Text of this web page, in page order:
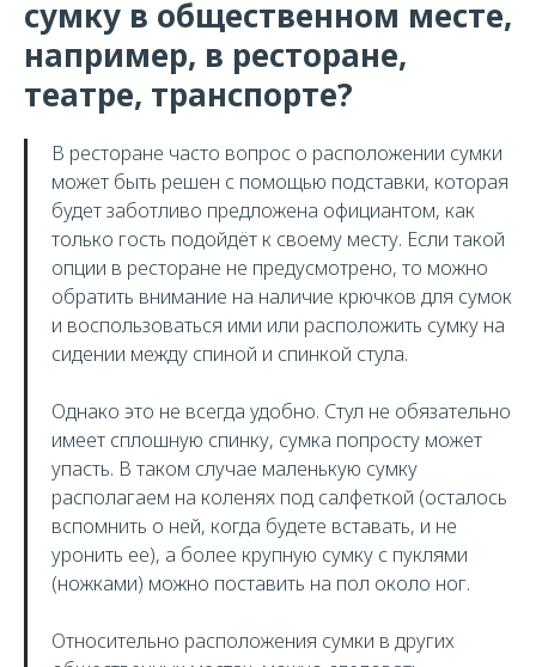
сумку в общественном месте,
например, в ресторане,
театре, транспорте?
В ресторане часто вопрос о расположении сумки
может быть решен с помощью подставки, которая
будет заботливо предложена официантом, как
только гость подойдёт к своему месту. Если такой
опции в ресторане не предусмотрено, то можно
обратить внимание на наличие крючков для сумок
и воспользоваться ими или расположить сумку на
сидении между спиной и спинкой стула.
Однако это не всегда удобно. Стул не обязательно
имеет сплошную спинку, сумка попросту может
упасть. В таком случае маленькую сумку
располагаем на коленях под салфеткой (осталось
вспомнить о ней, когда будете вставать, и не
уронить ее), а более крупную сумку с пуклями
(ножками) можно поставить на пол около ног.
Относительно расположения сумки в других